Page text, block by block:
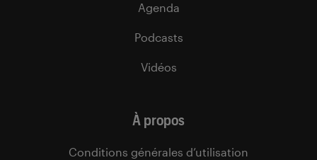
Agenda
Podcasts
Vidéos
À propos
Conditions générales d’utilisation